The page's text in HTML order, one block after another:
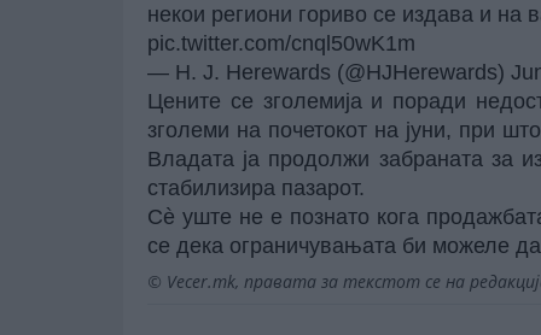
некои региони гориво се издава и на
pic.twitter.com/cnql50wK1m
— H. J. Herewards (@HJHerewards)
Цените се зголемија и поради
зголеми на почетокот на јуни, при
Владата ја продолжи забраната за
стабилизира пазарот.
Сè уште не е познато кога
се дека ограничувањата би можеле да
© Vecer.mk, правата за текстот се на